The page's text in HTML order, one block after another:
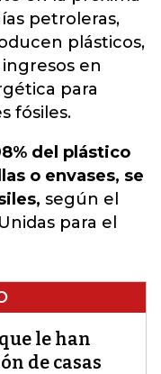
petroleras,
plásticos,
en
para
fósiles.
del plástico
o envases, se
según el
para el
le han
de casas